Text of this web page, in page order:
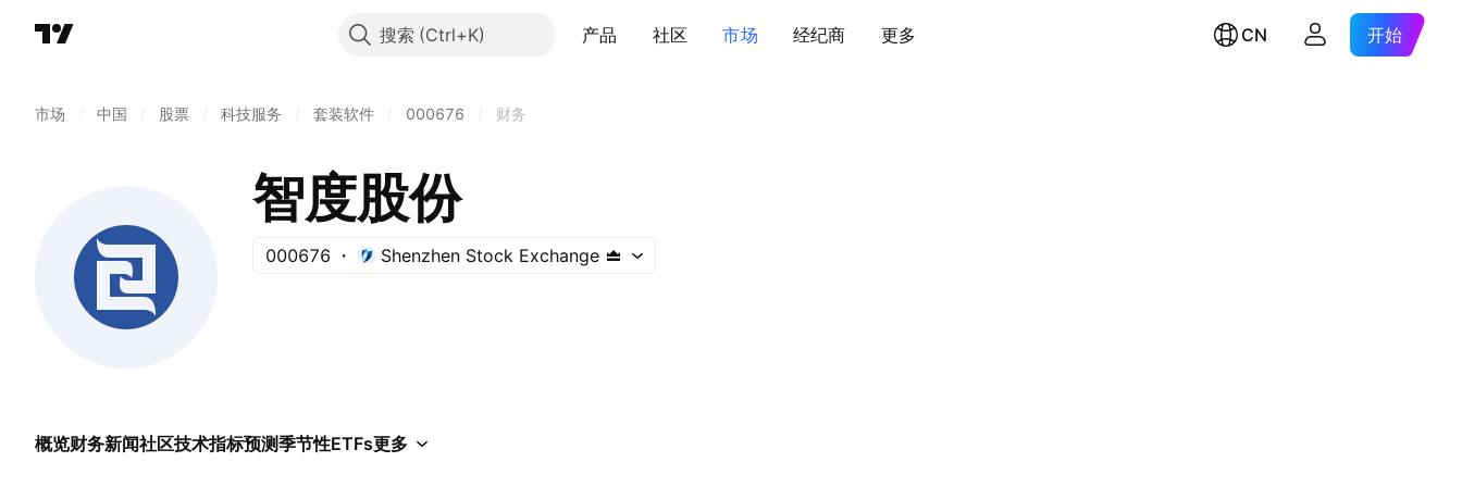
搜索 产品 社区 市场 经纪商 更多 CN 开始
市场 中国 股票 科技服务 套装软件 000676 财务
智度股份
000676 Shenzhen Stock Exchange
概览财务新闻社区技术指标预测季节性ETFs更多